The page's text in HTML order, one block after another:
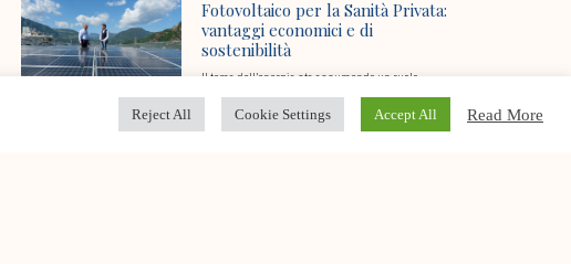
Fotovoltaico per la Sanità Privata:
vantaggi economici e di
sostenibilità
Il tema dell’energia sta assumendo un ruolo
l’esigenza di garantire ogni giorno continuità di
Reject All Cookie Settings Accept All Read More